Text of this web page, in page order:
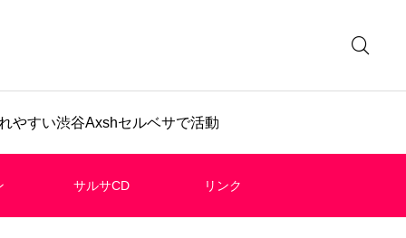
やすい渋谷Axshセルベサで活動
サルサCD リンク